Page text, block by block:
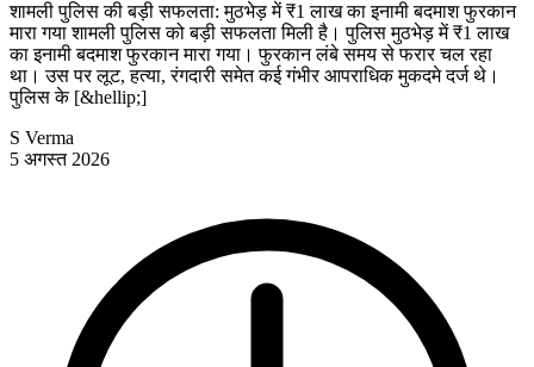
शामली पुलिस की बड़ी सफलता: मुठभेड़ में ₹1 लाख का इनामी बदमाश फुरकान
मारा गया शामली पुलिस को बड़ी सफलता मिली है। पुलिस मुठभेड़ में ₹1 लाख
का इनामी बदमाश फुरकान मारा गया। फुरकान लंबे समय से फरार चल रहा
था। उस पर लूट, हत्या, रंगदारी समेत कई गंभीर आपराधिक मुकदमे दर्ज थे।
पुलिस के [&hellip;]
S Verma
5 अगस्त 2026